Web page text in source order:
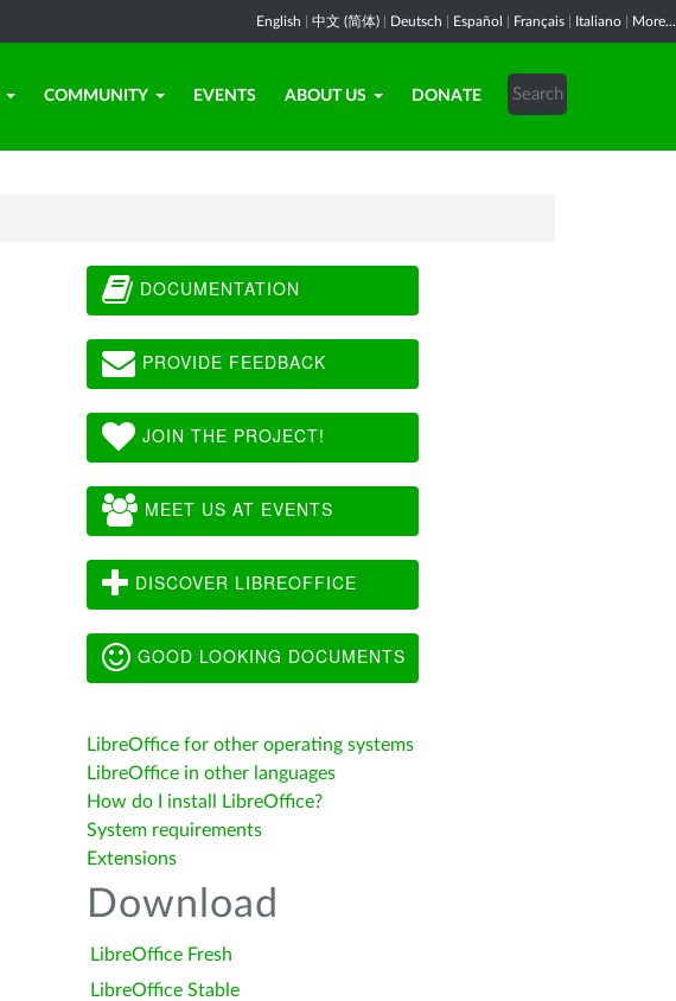
English 中文 (简体) Deutsch Español Français Italiano More...
COMMUNITY EVENTS ABOUT US DONATE
DOCUMENTATION
PROVIDE FEEDBACK
JOIN THE PROJECT!
MEET US AT EVENTS
DISCOVER LIBREOFFICE
GOOD LOOKING DOCUMENTS
LibreOffice for other operating systems
LibreOffice in other languages
How do I install LibreOffice?
System requirements
Extensions
Download
LibreOffice Fresh
LibreOffice Stable